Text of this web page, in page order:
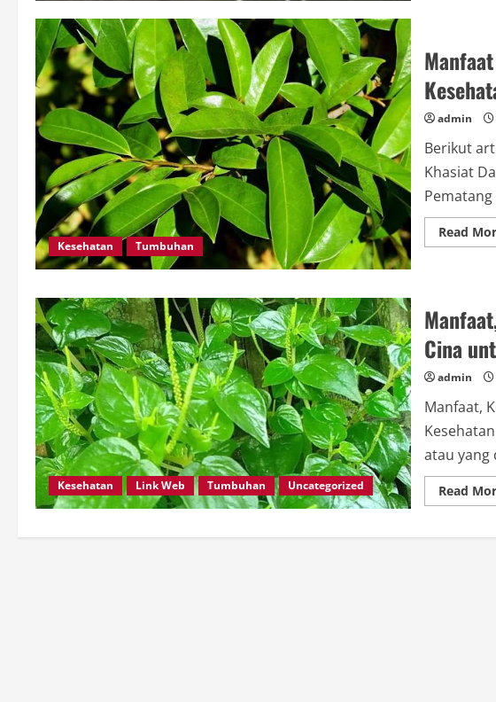
Kesehatan Tumbuhan
admin
Berikut
Khasiat
Pematang
Read
Kesehatan Link Web Tumbuhan Uncategorized
Cina
admin
Manfaat,
atau yang
Read